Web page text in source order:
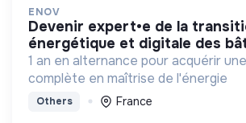
ENOV
devenir expert•e de la transition
énergétique et digitale des
1 an en alternance pour acquérir
complète en maîtrise de l'énergie
Others France